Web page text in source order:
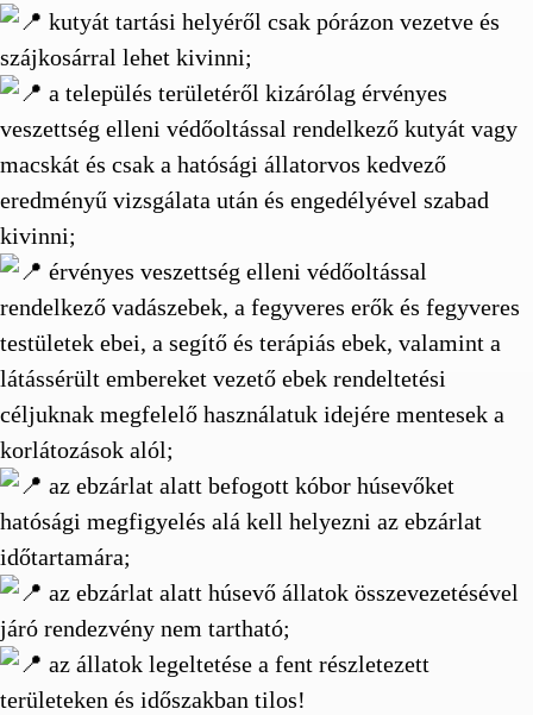
kutyát tartási helyéről csak pórázon vezetve és
szájkosárral lehet kivinni;
a település területéről kizárólag érvényes
veszettség elleni védőoltással rendelkező kutyát vagy
macskát és csak a hatósági állatorvos kedvező
eredményű vizsgálata után és engedélyével szabad
kivinni;
érvényes veszettség elleni védőoltással
rendelkező vadászebek, a fegyveres erők és fegyveres
testületek ebei, a segítő és terápiás ebek, valamint a
látássérült embereket vezető ebek rendeltetési
céljuknak megfelelő használatuk idejére mentesek a
korlátozások alól;
az ebzárlat alatt befogott kóbor húsevőket
hatósági megfigyelés alá kell helyezni az ebzárlat
időtartamára;
az ebzárlat alatt húsevő állatok összevezetésével
járó rendezvény nem tartható;
az állatok legeltetése a fent részletezett
területeken és időszakban tilos!